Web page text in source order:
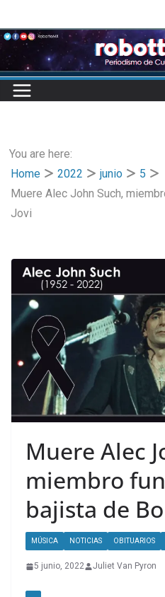
to
content
You are here:
Home
2022 junio
5
Muere Alec John Such,
Jovi
Muere Alec
miembro
bajista de
MÚSICA NOTICIAS OBITUARIOS
5 junio, 2022 Juliet Van Pyron